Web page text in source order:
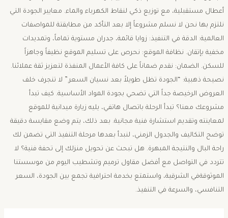
أعطال مستقبلية، مع توزيع ذكي لنقاط الكهرباء والماء. ​معايير الجودة التي
نلتزم بها ​نحن لا نسلم مشروعاً إلا بعد التأكد من مطابقتة للمواصفات
العالمية: ​الدقة في التنفيذ: زوايا قائمة، جدران مستوية تماماً، وتمديدات
مخفية بإتقان. ​نظافة الموقع: نحرص على تسليم الموقع نظيفاً وجاهزاً
للسكن. ​الضمان: نقدم ضماناً على كافة الأعمال المنفذة لتعزيز ثقة عملائنا. ​
نصيحة ذهبية: “الجودة تظل طويلاً بعد نسيان السعر.” لا تنجرف خلف
العروض الرخيصة جداً التي تضحي بجودة المواد الأساسية. ​كيف تبدأ
مشروعك معنا؟ ​تبدأ الرحلة باتصال هاتفي، يليه زيارة ميدانية للموقع
لمعاينته وتقديم استشارة فنية مجانية. بعد ذلك، يتم وضع مقايسة دقيقة
توضح التكاليف والجدول الزمني، لنبدأ بعدها مرحلة التنفيذ التي تضمن لك
راحة البال والنتيجة المبهرة. ​هل تبحث عن تحويل منزلك إلى تحفة فنية؟ لا
تتردد في التواصل مع أفضل مقاول ترميم وتشطيب اليوم من موسستنا
الموثوقةفي الشرقية، واستمتع بخدمة احترافية تجمع بين الجودة، السعر
التنافسي، والسرعة في التنفيذ.